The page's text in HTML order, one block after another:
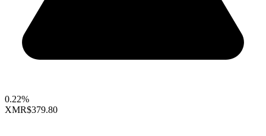
0.22%
XMR$379.80